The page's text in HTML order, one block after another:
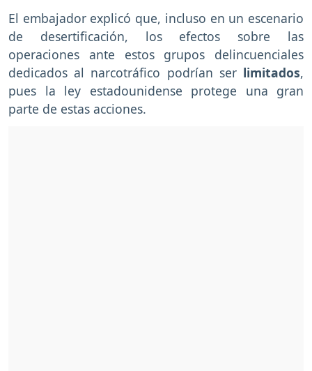
El embajador explicó que, incluso en un escenario
de desertificación, los efectos sobre las
operaciones ante estos grupos delincuenciales
dedicados al narcotráfico podrían serlimitados,
pues la ley estadounidense protege una gran
parte de estas acciones.